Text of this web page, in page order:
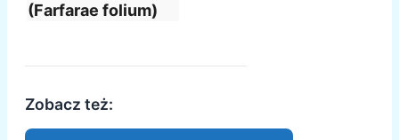
(Farfarae folium)
Zobacz też: